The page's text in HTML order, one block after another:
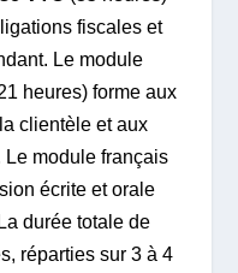
fiscales et
Le module
heures) forme aux
clientèle et aux
module français
écrite et orale
durée totale de
réparties sur 3 à 4